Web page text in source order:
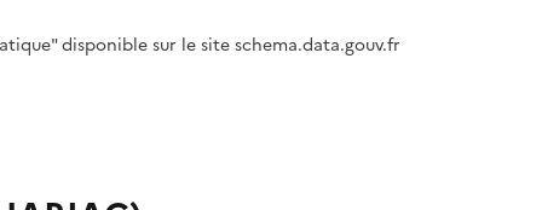
disponible sur le site schema.data.gouv.fr